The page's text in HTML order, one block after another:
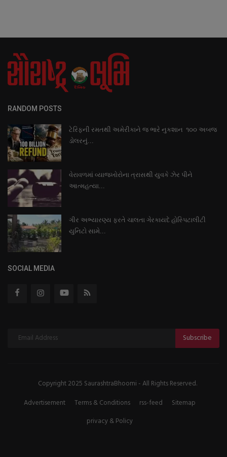
RANDOM POSTS
ટેરિફની રમતથી અમેરીકાને જ ભારે નુકશાન ૧૦૦ અબજ
ડોલરનું...
વેરાવળમાં વ્યાજખોરોના ત્રાસથી યુવકે ઝેર પીને
આત્મહત્યા...
ગીર અભ્યારણ્ય ફરતે ચાલતા ગેરકાયદે હોસ્પિટાલીટી
યુનિટો સામે...
SOCIAL MEDIA
Subscribe
Copyright 2025 SaurashtraBhoomi - All Rights Reserved.
Advertisement
Terms & Conditions rss-feed
Sitemap
privacy & Policy